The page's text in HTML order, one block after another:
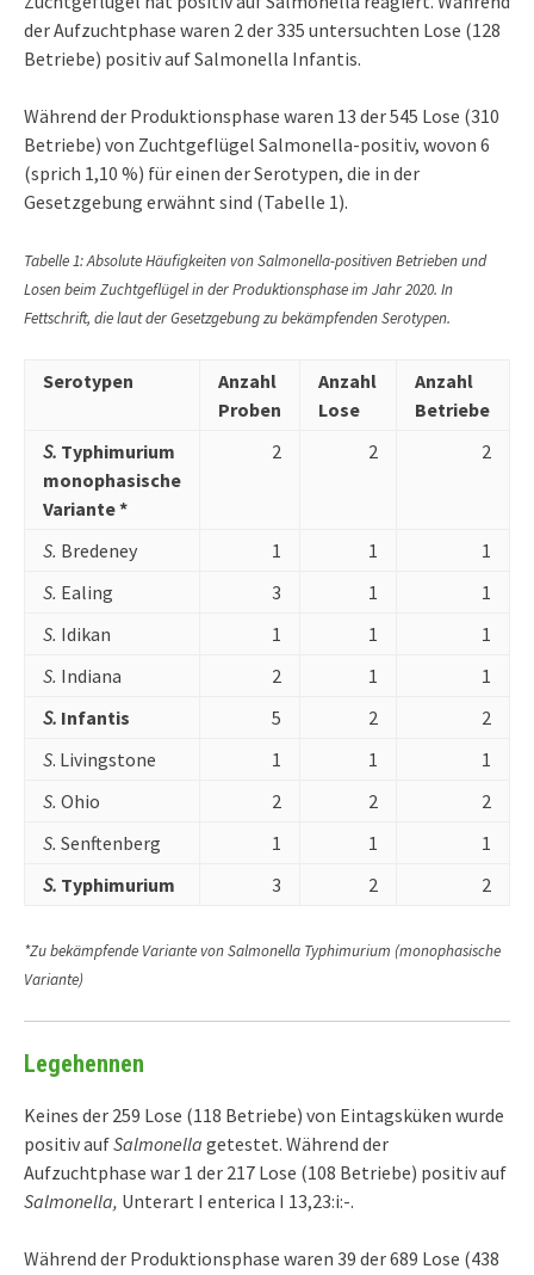
der Aufzuchtphase waren 2 der 335 untersuchten Lose (128
Betriebe) positiv auf Salmonella Infantis.
Während der Produktionsphase waren 13 der 545 Lose (310
Betriebe) von Zuchtgeflügel Salmonella-positiv, wovon 6
(sprich 1,10 %) für einen der Serotypen, die in der
Gesetzgebung erwähnt sind (Tabelle 1).
Tabelle 1: Absolute Häufigkeiten von Salmonella-positiven Betrieben und
Losen beim Zuchtgeflügel in der Produktionsphase im Jahr 2020. In
Fettschrift, die laut der Gesetzgebung zu bekämpfenden Serotypen.
Serotypen
Anzahl
Proben
Anzahl
Lose
Anzahl
Betriebe
S. Typhimurium
monophasische
Variante *
2 2 2
S. Bredeney 1 1
1
S. Ealing 3 1
1
S. Idikan 1 1
1
S. Indiana 2 1
1
S. Infantis 5 2
2
S. Livingstone 1 1
1
S. Ohio 2 2
2
S. Senftenberg 1 1
1
S. Typhimurium 3 2 2
*Zu bekämpfende Variante von Salmonella Typhimurium (monophasische
Variante)
Legehennen
Keines der 259 Lose (118 Betriebe) von Eintagsküken wurde
positiv aufSalmonella getestet. Während der
Aufzuchtphase war 1 der 217 Lose (108 Betriebe) positiv auf
Salmonella, Unterart I enterica I 13,23:i:-.
Während der Produktionsphase waren 39 der 689 Lose (438